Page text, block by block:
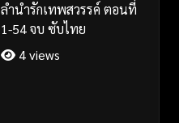
ลำนำรักเทพสวรรค์ ตอนที่
1-54 จบ ซับไทย
4 views